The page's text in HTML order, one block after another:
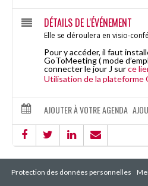
DÉTAILS DE L'ÉVÉNEMENT
Elle se déroulera en visio-
Pour y accéder, il faut
GoToMeeting ( mode
connecter le jour J surce
Utilisation de la plateforme
AJOUTER À VOTRE AGENDA
Protection des données personnelles